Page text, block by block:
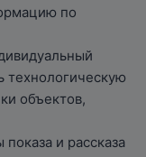
по
технологическую
объектов,
и рассказа